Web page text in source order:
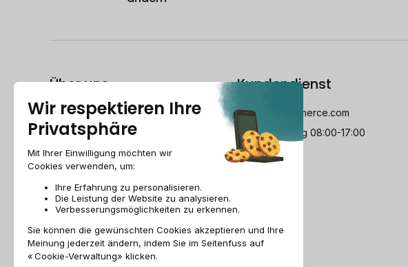
Über uns
Der Refurbished-Leitfaden
Wer ist Recommerce®?
Wie bereitet Recommerce® Swiss
Ihre Geräte wieder auf?
Recommerce group
Jobs
Kundendienst
dech@recommerce.com
Montag-Freitag 08:00-17:00